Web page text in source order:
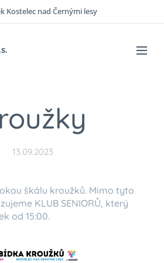
Kostelec nad Černými lesy
13.09.2023
škálu kroužků. Mimo tyto
KLUB SENIORŮ, který
od 15:00.